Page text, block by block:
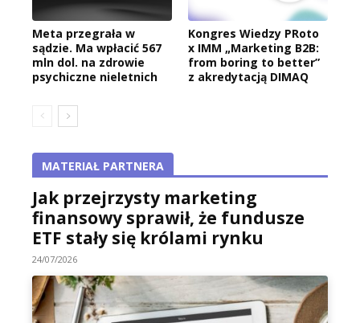
Meta przegrała w
sądzie. Ma wpłacić 567
mln dol. na zdrowie
psychiczne nieletnich
Kongres Wiedzy PRoto
x IMM „Marketing B2B:
from boring to better”
z akredytacją DIMAQ
MATERIAŁ PARTNERA
Jak przejrzysty marketing
finansowy sprawił, że fundusze
ETF stały się królami rynku
24/07/2026